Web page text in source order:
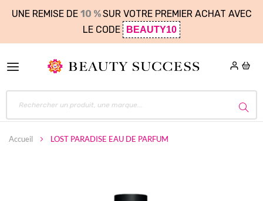
UNE REMISE DE 10 %SUR VOTRE PREMIER ACHAT AVEC
LE CODE
BEAUTY10
Accueil LOST PARADISE EAU DE PARFUM